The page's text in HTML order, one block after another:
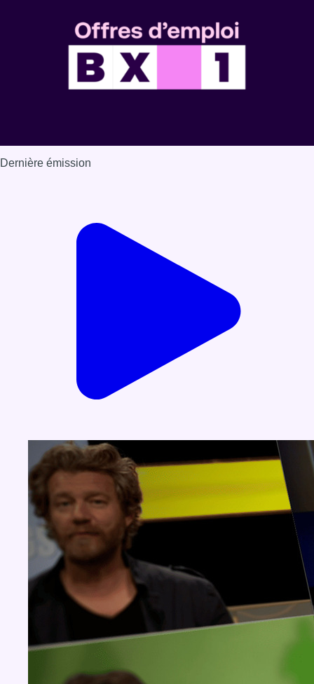
Dernière émission